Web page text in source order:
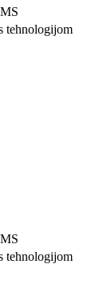
tehnologijom
tehnologijom